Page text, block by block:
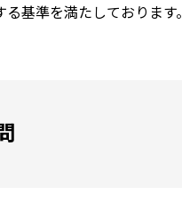
基準を満たしております。